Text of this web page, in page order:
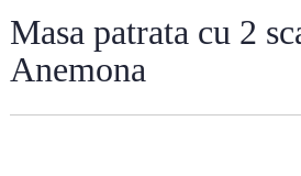
Masa patrata cu 2
Anemona